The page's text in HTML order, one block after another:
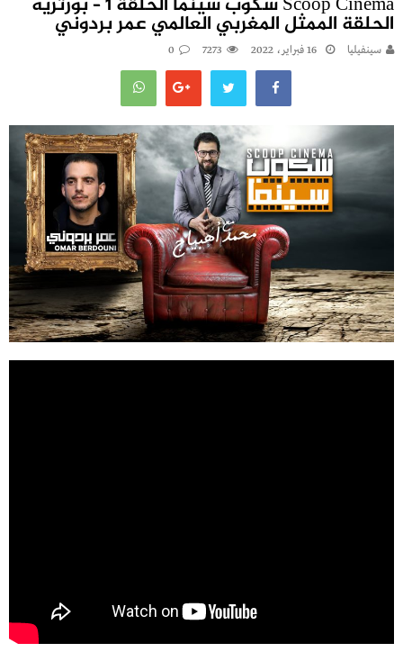
الحلقة الممثل المغربي العالمي عمر بردوني
سينفيليا 16 فبراير، 2022 7273
0